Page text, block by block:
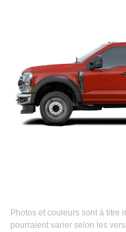
Photos et couleurs sont à titre
pourraient varier selon les